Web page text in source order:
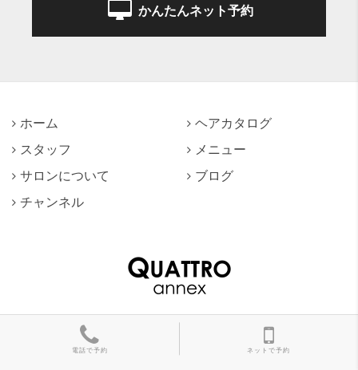
かんたんネット予約
ホーム
ヘアカタログ
スタッフ
メニュー
サロンについて
ブログ
チャンネル
©-2026 QUATTRO annex All Rights Reserved.
電話で予約 ネットで予約